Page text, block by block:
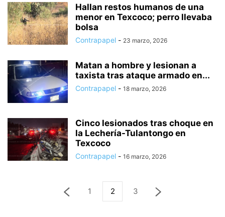
Hallan restos humanos de una
menor en Texcoco; perro llevaba
bolsa
Contrapapel - 23 marzo, 2026
Matan a hombre y lesionan a
taxista tras ataque armado en...
Contrapapel - 18 marzo, 2026
Cinco lesionados tras choque en
la Lechería-Tulantongo en
Texcoco
Contrapapel - 16 marzo, 2026
1 2 3